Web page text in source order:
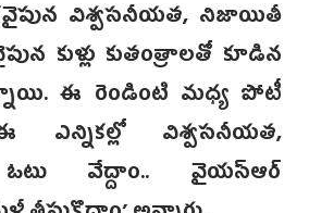
విశ్వసనీయత, నిజాయితీ
కుళ్లు కుతంత్రాలతో కూడిన
ఈ రెండింటి మధ్య పోటీ
ఎన్నికల్లో విశ్వసనీయత,
వేద్దాం.. వై‌యస్ఆర్